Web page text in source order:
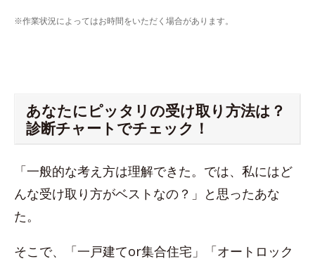
※作業状況によってはお時間をいただく場合があります。
あなたにピッタリの受け取り方法は？
診断チャートでチェック！
「一般的な考え方は理解できた。では、私にはど
んな受け取り方がベストなの？」と思ったあな
た。
そこで、「一戸建てor集合住宅」「オートロック